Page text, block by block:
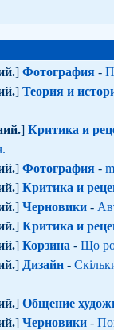
] Фотография-
] Теория и
] Критика и
] Фотография-
] Критика и
] Черновики-
] Критика и
] Корзина - Що
] Дизайн-
] Общение
] Черновики-